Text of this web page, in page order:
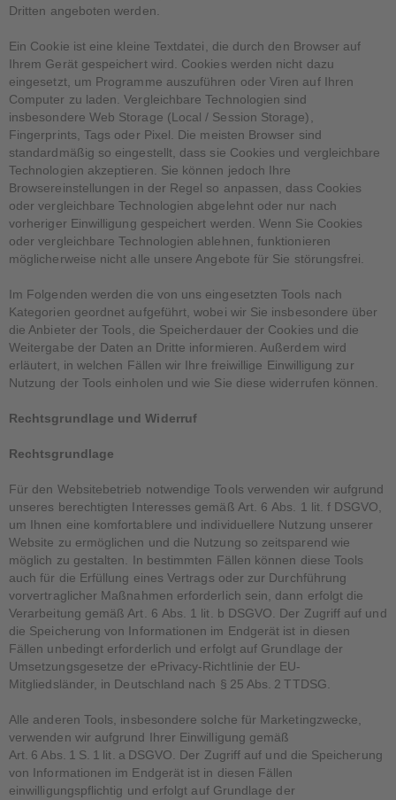
Dritten angeboten werden.
Ein Cookie ist eine kleine Textdatei, die durch den Browser auf
Ihrem Gerät gespeichert wird. Cookies werden nicht dazu
eingesetzt, um Programme auszuführen oder Viren auf Ihren
Computer zu laden. Vergleichbare Technologien sind
insbesondere Web Storage (Local / Session Storage),
Fingerprints, Tags oder Pixel. Die meisten Browser sind
standardmäßig so eingestellt, dass sie Cookies und vergleichbare
Technologien akzeptieren. Sie können jedoch Ihre
Browsereinstellungen in der Regel so anpassen, dass Cookies
oder vergleichbare Technologien abgelehnt oder nur nach
vorheriger Einwilligung gespeichert werden. Wenn Sie Cookies
oder vergleichbare Technologien ablehnen, funktionieren
möglicherweise nicht alle unsere Angebote für Sie störungsfrei.
Im Folgenden werden die von uns eingesetzten Tools nach
Kategorien geordnet aufgeführt, wobei wir Sie insbesondere über
die Anbieter der Tools, die Speicherdauer der Cookies und die
Weitergabe der Daten an Dritte informieren. Außerdem wird
erläutert, in welchen Fällen wir Ihre freiwillige Einwilligung zur
Nutzung der Tools einholen und wie Sie diese widerrufen können.
Rechtsgrundlage und Widerruf
Rechtsgrundlage
Für den Websitebetrieb notwendige Tools verwenden wir aufgrund
unseres berechtigten Interesses gemäß Art. 6 Abs. 1 lit. f DSGVO,
um Ihnen eine komfortablere und individuellere Nutzung unserer
Website zu ermöglichen und die Nutzung so zeitsparend wie
möglich zu gestalten. In bestimmten Fällen können diese Tools
auch für die Erfüllung eines Vertrags oder zur Durchführung
vorvertraglicher Maßnahmen erforderlich sein, dann erfolgt die
Verarbeitung gemäß Art. 6 Abs. 1 lit. b DSGVO. Der Zugriff auf und
die Speicherung von Informationen im Endgerät ist in diesen
Fällen unbedingt erforderlich und erfolgt auf Grundlage der
Umsetzungsgesetze der ePrivacy-Richtlinie der EU-
Mitgliedsländer, in Deutschland nach § 25 Abs. 2 TTDSG.
Alle anderen Tools, insbesondere solche für Marketingzwecke,
verwenden wir aufgrund Ihrer Einwilligung gemäß
Art. 6 Abs. 1 S. 1 lit. a DSGVO. Der Zugriff auf und die Speicherung
von Informationen im Endgerät ist in diesen Fällen
einwilligungspflichtig und erfolgt auf Grundlage der